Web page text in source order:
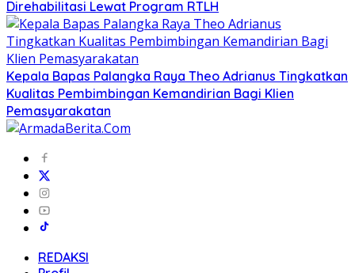
Direhabilitasi Lewat Program RTLH
Kepala Bapas Palangka Raya Theo Adrianus Tingkatkan
Kualitas Pembimbingan Kemandirian Bagi Klien
Pemasyarakatan
REDAKSI